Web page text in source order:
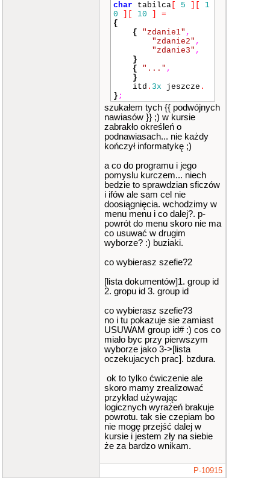
char tabilca 5
1
0
10
=
{
{
"zdanie1" ,
"zdanie2" ,
"zdanie3" ,
}
{
"..." ,
}
itd . 3x jeszcze .
} ;
szukałem tych {{ podwójnych
nawiasów }} ;) w kursie
zabrakło określeń o
podnawiasach... nie każdy
kończył informatykę ;)
a co do programu i jego
pomyslu kurczem... niech
bedzie to sprawdzian sficzów
i ifów ale sam cel nie
doosiągnięcia. wchodzimy w
menu menu i co dalej?. p-
powrót do menu skoro nie ma
co usuwać w drugim
wyborze? :) buziaki.
co wybierasz szefie?2
[lista dokumentów]1. group id
2. gropu id 3. group id
co wybierasz szefie?3
no i tu pokazuje sie zamiast
USUWAM group id# :) cos co
miało byc przy pierwszym
wyborze jako 3->[lista
oczekujacych prac]. bzdura.
ok to tylko ćwiczenie ale
skoro mamy zrealizować
przykład używając
logicznych wyrażeń brakuje
powrotu. tak sie czepiam bo
nie mogę przejść dalej w
kursie i jestem zły na siebie
że za bardzo wnikam.
P-10915